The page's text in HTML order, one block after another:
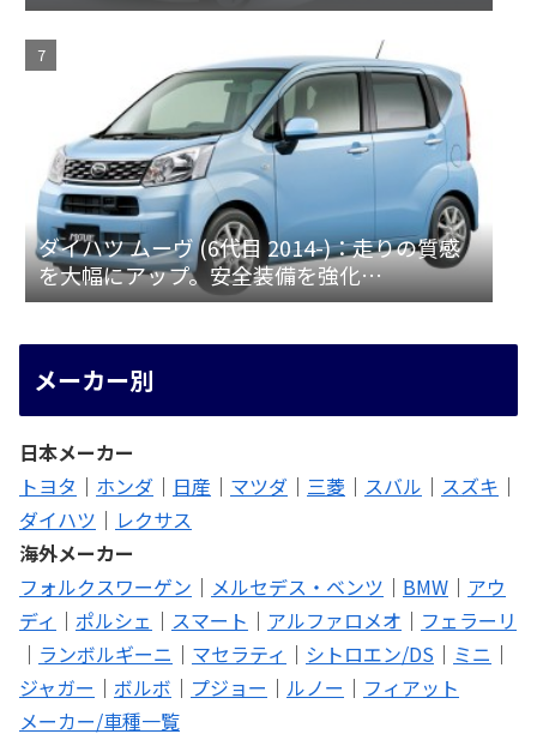
ダイハツ ムーヴ (6代目 2014-)：走りの質感
を大幅にアップ。安全装備を強化
[LA150/160S]
メーカー別
日本メーカー
トヨタ ｜ ホンダ ｜ 日産 ｜ マツダ ｜ 三菱 ｜ スバル ｜ スズキ ｜
ダイハツ ｜ レクサス
海外メーカー
フォルクスワーゲン ｜ メルセデス・ベンツ ｜ BMW ｜ アウ
ディ ｜ ポルシェ ｜ スマート ｜ アルファロメオ ｜ フェラーリ
｜ ランボルギーニ ｜ マセラティ ｜ シトロエン/DS ｜ ミニ ｜
ジャガー ｜ ボルボ ｜ プジョー ｜ ルノー ｜ フィアット
メーカー/車種一覧